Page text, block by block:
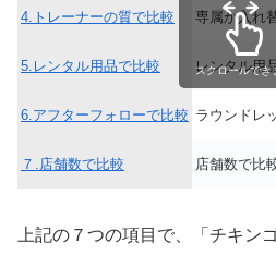
4.トレーナーの質で比較 専属か入れ
5.レンタル用品で比較 レンタル用
6.アフターフォローで比較 ラウンドレ
７.店舗数で比較 店舗数で比
スクロールでき
上記の７つの項目で、「チキン